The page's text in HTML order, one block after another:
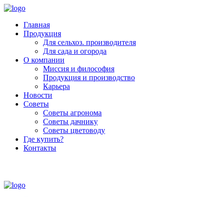
Главная
Продукция
Для сельхоз. производителя
Для сада и огорода
О компании
Миссия и философия
Продукция и производство
Карьера
Новости
Советы
Советы агронома
Советы дачнику
Советы цветоводу
Где купить?
Контакты